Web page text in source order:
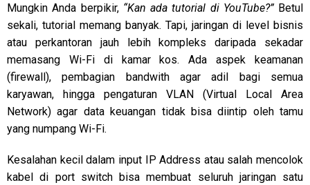
Mungkin Anda berpikir, “Kan ada tutorial di YouTube?”Betul
sekali, tutorial memang banyak. Tapi, jaringan di level bisnis
atau perkantoran jauh lebih kompleks daripada sekadar
memasang Wi-Fi di kamar kos. Ada aspek keamanan
(firewall), pembagian bandwith agar adil bagi semua
karyawan, hingga pengaturan VLAN (Virtual Local Area
Network) agar data keuangan tidak bisa diintip oleh tamu
yang numpang Wi-Fi.
Kesalahan kecil dalam input IP Address atau salah mencolok
kabel di port switch bisa membuat seluruh jaringan satu